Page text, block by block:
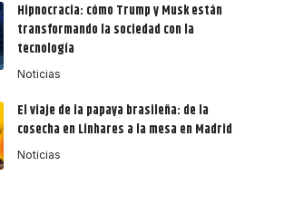
Hipnocracia: cómo Trump y Musk están
transformando la sociedad con la
tecnología
Noticias
El viaje de la papaya brasileña: de la
cosecha en Linhares a la mesa en Madrid
Noticias